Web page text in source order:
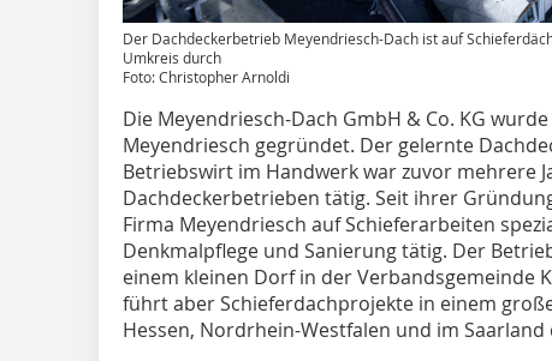
Der Dachdeckerbetrieb Meyendriesch-Dach ist auf
Umkreis durch
Foto: Christopher Arnoldi
Die Meyendriesch-Dach GmbH & Co. KG
Meyendriesch gegründet. Der gelernte
Betriebswirt im Handwerk war zuvor mehrere
Dachdeckerbetrieben tätig. Seit ihrer
Firma Meyendriesch auf Schieferarbeiten
Denkmalpflege und Sanierung tätig. Der
einem kleinen Dorf in der Verbandsgemeinde
führt aber Schieferdachprojekte in einem
Hessen, Nordrhein-Westfalen und im Saarland